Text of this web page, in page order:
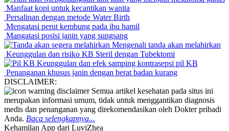
Manfaat kopi untuk kecantikan wanita
Persalinan dengan metode Water Birth
Mengatasi perut kembung pada ibu hamil
Mangatasi posisi janin yang sungsang
Mengenali tanda akan melahirkan
Keunggulan dan risiko KB Steril dengan Tubektomi
Keunggulan dan efek samping kontrasepsi pil KB
Penanganan khusus janin dengan berat badan kurang
DISCLAIMER:
Semua artikel kesehatan pada situs ini
merupakan informasi umum, tidak untuk menggantikan diagnosis
medis dan penanganan yang direkomendasikan oleh Dokter pribadi
Anda. Baca selengkapnya...
Kehamilan App dari LuviZhea